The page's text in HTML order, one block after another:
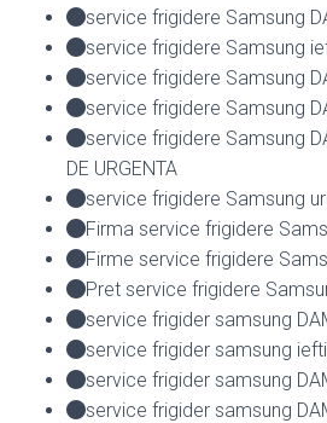
service frigidere Samsung
service frigidere Samsung
service frigidere Samsung
service frigidere Samsung
service frigidere Samsung
DE URGENTA
service frigidere Samsung
Firma service frigidere
Firme service frigidere
Pret service frigidere
service frigider samsung
service frigider samsung
service frigider samsung
service frigider samsung